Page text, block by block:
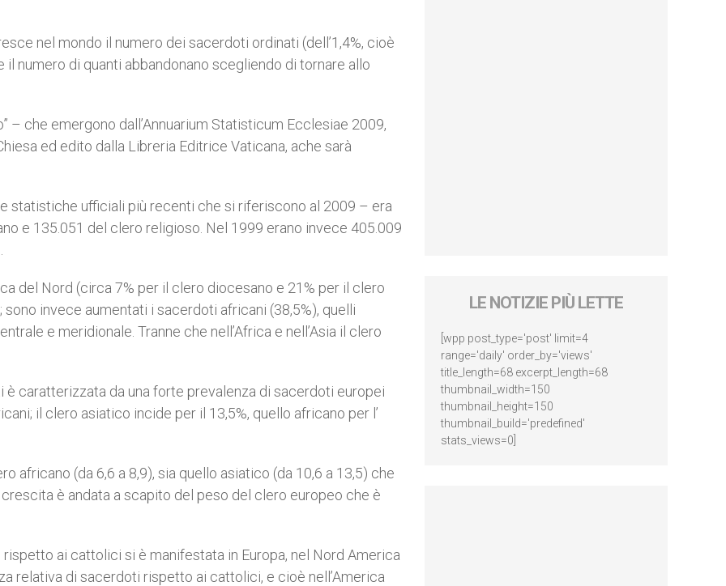
nel mondo il numero dei sacerdoti ordinati (dell’1,4%, cioè
numero di quanti abbandonano scegliendo di tornare allo
– che emergono dall’Annuarium Statisticum Ecclesiae 2009,
ed edito dalla Libreria Editrice Vaticana, ache sarà
statistiche ufficiali più recenti che si riferiscono al 2009 – era
e 135.051 del clero religioso. Nel 1999 erano invece 405.009
del Nord (circa 7% per il clero diocesano e 21% per il clero
sono invece aumentati i sacerdoti africani (38,5%), quelli
e meridionale. Tranne che nell’Africa e nell’Asia il clero
caratterizzata da una forte prevalenza di sacerdoti europei
il clero asiatico incide per il 13,5%, quello africano per l’
africano (da 6,6 a 8,9), sia quello asiatico (da 10,6 a 13,5) che
è andata a scapito del peso del clero europeo che è
ai cattolici si è manifestata in Europa, nel Nord America
relativa di sacerdoti rispetto ai cattolici, e cioè nell’America
LE NOTIZIE PIÙ LETTE
[wpp post_type='post' limit=4
range='daily' order_by='views'
title_length=68 excerpt_length=68
thumbnail_width=150
thumbnail_height=150
thumbnail_build='predefined'
stats_views=0]